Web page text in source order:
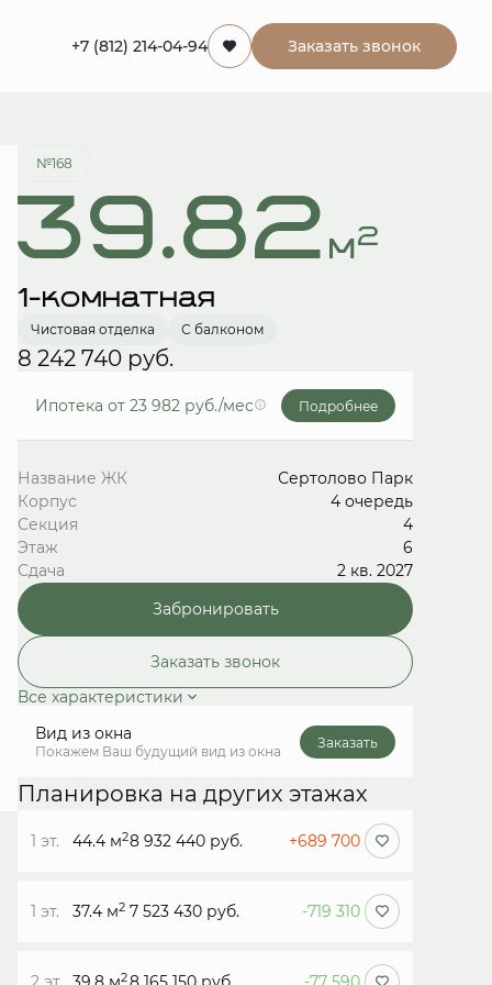
+7 (812) 214-04-94 Заказать звонок
Забронировать
№168
39.82 м2
1-комнатная
Чистовая отделка С балконом
8 242 740 руб.
Ипотека от 23 982 руб./мес Подробнее
Название ЖК
Сертолово Парк
Корпус
4 очередь
Секция
4
Этаж
6
Сдача
2 кв. 2027
Забронировать
Заказать звонок
Все характеристики
Вид из окна
Покажем Ваш будущий вид из окна
Заказать
Планировка на других этажах
1 эт. 44.4 м28 932 440 руб. +689 700
1 эт. 37.4 м2 7 523 430 руб. -719 310
2